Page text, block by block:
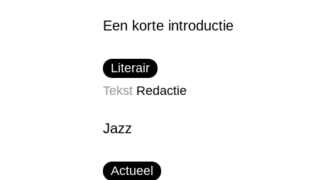
Een korte introductie
Literair
Tekst Redactie
Jazz
Actueel